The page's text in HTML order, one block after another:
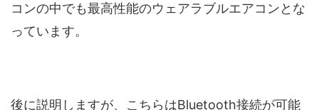
コンの中でも最高性能のウェアラブルエアコンとな
っています。
後に説明しますが、こちらはBluetooth接続が可能